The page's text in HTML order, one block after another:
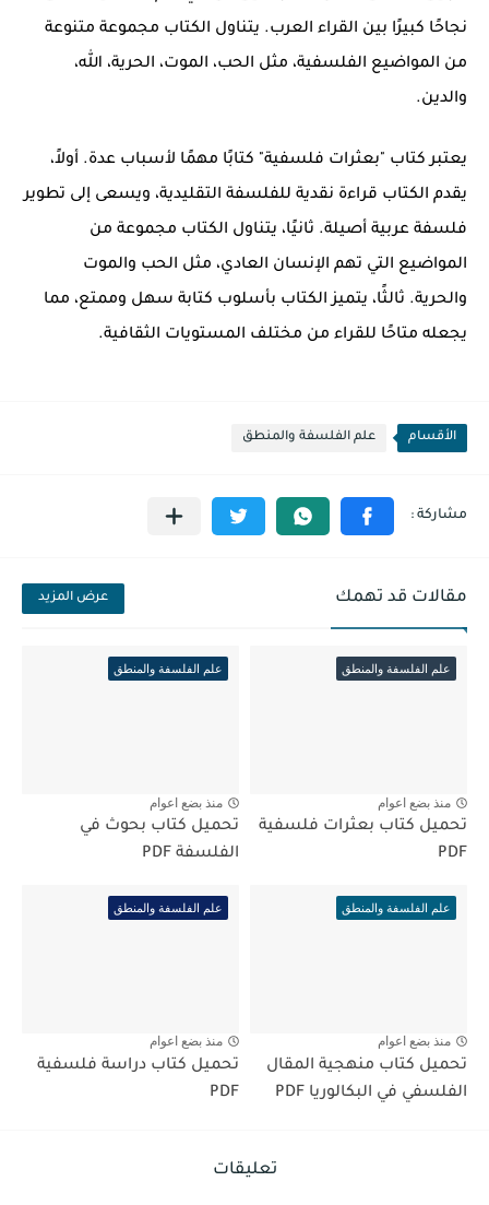
نجاحًا كبيرًا بين القراء العرب. يتناول الكتاب مجموعة متنوعة
من المواضيع الفلسفية، مثل الحب، الموت، الحرية، الله،
والدين.
يعتبر كتاب "بعثرات فلسفية" كتابًا مهمًا لأسباب عدة. أولاً،
يقدم الكتاب قراءة نقدية للفلسفة التقليدية، ويسعى إلى تطوير
فلسفة عربية أصيلة. ثانيًا، يتناول الكتاب مجموعة من
المواضيع التي تهم الإنسان العادي، مثل الحب والموت
والحرية. ثالثًا، يتميز الكتاب بأسلوب كتابة سهل وممتع، مما
يجعله متاحًا للقراء من مختلف المستويات الثقافية.
الأقسام علم الفلسفة والمنطق
مقالات قد تهمك عرض المزيد
علم الفلسفة والمنطق
منذ بضع اعوام
تحميل كتاب بعثرات فلسفية
PDF
علم الفلسفة والمنطق
منذ بضع اعوام
تحميل كتاب بحوث في
الفلسفة PDF
علم الفلسفة والمنطق
منذ بضع اعوام
تحميل كتاب منهجية المقال
الفلسفي في البكالوريا PDF
علم الفلسفة والمنطق
منذ بضع اعوام
تحميل كتاب دراسة فلسفية
PDF
تعليقات